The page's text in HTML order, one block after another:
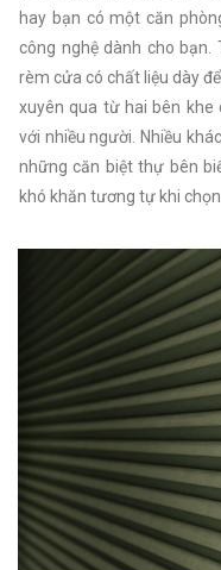
hay bạn có một căn
công nghệ dành cho
rèm cửa có chất liệu dày
xuyên qua từ hai bên khe
với nhiều người. Nhiều
những căn biệt thự bên
khó khăn tương tự khi